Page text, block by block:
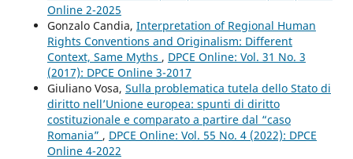
Online 2-2025
Gonzalo Candia, Interpretation of Regional Human
Rights Conventions and Originalism: Different
Context, Same Myths , DPCE Online: Vol. 31 No. 3
(2017): DPCE Online 3-2017
Giuliano Vosa, Sulla problematica tutela dello Stato di
diritto nell’Unione europea: spunti di diritto
costituzionale e comparato a partire dal “caso
Romania” , DPCE Online: Vol. 55 No. 4 (2022): DPCE
Online 4-2022